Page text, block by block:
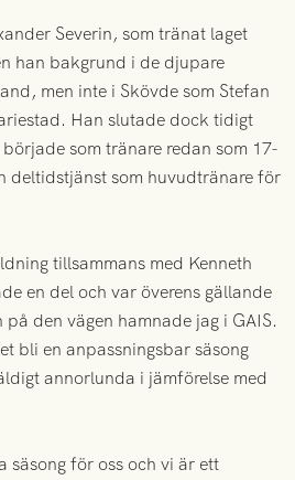
Severin, som tränat laget
han bakgrund i de djupare
men inte i Skövde som Stefan
Han slutade dock tidigt
som tränare redan som 17-
deltidstjänst som huvudtränare för
tillsammans med Kenneth
en del och var överens gällande
den vägen hamnade jag i GAIS.
bli en anpassningsbar säsong
annorlunda i jämförelse med
säsong för oss och vi är ett